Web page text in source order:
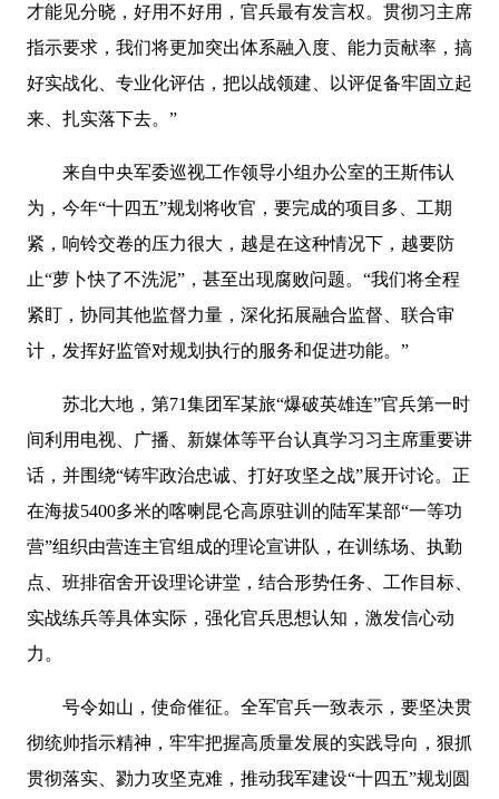
才能见分晓，好用不好用，官兵最有发言权。贯彻习主席
指示要求，我们将更加突出体系融入度、能力贡献率，搞
好实战化、专业化评估，把以战领建、以评促备牢固立起
来、扎实落下去。”
来自中央军委巡视工作领导小组办公室的王斯伟认
为，今年“十四五”规划将收官，要完成的项目多、工期
紧，响铃交卷的压力很大，越是在这种情况下，越要防
止“萝卜快了不洗泥”，甚至出现腐败问题。“我们将全程
紧盯，协同其他监督力量，深化拓展融合监督、联合审
计，发挥好监管对规划执行的服务和促进功能。”
苏北大地，第71集团军某旅“爆破英雄连”官兵第一时
间利用电视、广播、新媒体等平台认真学习习主席重要讲
话，并围绕“铸牢政治忠诚、打好攻坚之战”展开讨论。正
在海拔5400多米的喀喇昆仑高原驻训的陆军某部“一等功
营”组织由营连主官组成的理论宣讲队，在训练场、执勤
点、班排宿舍开设理论讲堂，结合形势任务、工作目标、
实战练兵等具体实际，强化官兵思想认知，激发信心动
力。
号令如山，使命催征。全军官兵一致表示，要坚决贯
彻统帅指示精神，牢牢把握高质量发展的实践导向，狠抓
贯彻落实、勠力攻坚克难，推动我军建设“十四五”规划圆